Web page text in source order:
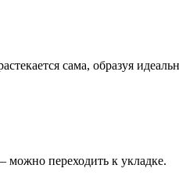
сама, образуя
можно переходить к укладке.